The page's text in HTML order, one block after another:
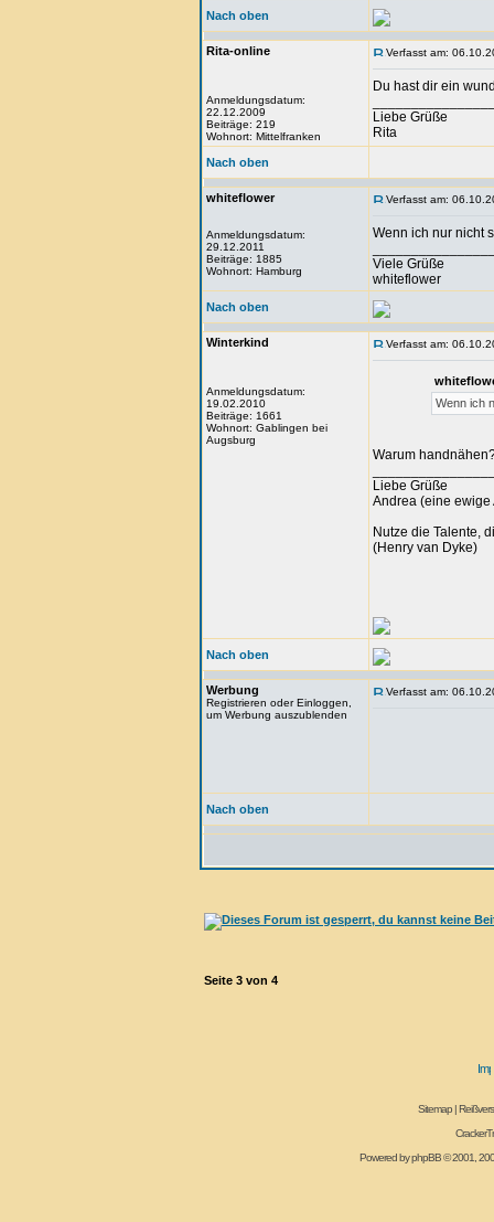
Nach oben
Rita-online
Anmeldungsdatum:
22.12.2009
Beiträge: 219
Wohnort: Mittelfranken
Verfasst am:
Du hast dir ein
Liebe Grüße
Rita
Nach oben
whiteflower
Anmeldungsdatum:
29.12.2011
Beiträge: 1885
Wohnort: Hamburg
Verfasst am:
Wenn ich nur nicht
Viele Grüße
whiteflower
Nach oben
Winterkind
Anmeldungsdatum:
19.02.2010
Beiträge: 1661
Wohnort: Gablingen bei
Augsburg
Verfasst am:
Wenn ich
Warum
Liebe Grüße
Andrea (eine ewige
Nutze die Talente,
(Henry van Dyke)
Nach oben
Werbung
Registrieren oder Einloggen,
um Werbung auszublenden
Verfasst am:
Nach oben
Seite 3 von 4
Sitemap|
Powered byphpBB© 2001,